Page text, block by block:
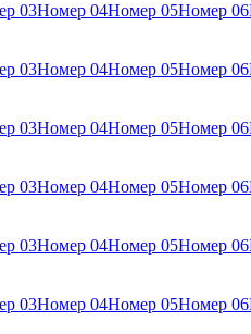
03Номер 04Номер 05Номер 06
03Номер 04Номер 05Номер 06
03Номер 04Номер 05Номер 06
03Номер 04Номер 05Номер 06
03Номер 04Номер 05Номер 06
03Номер 04Номер 05Номер 06